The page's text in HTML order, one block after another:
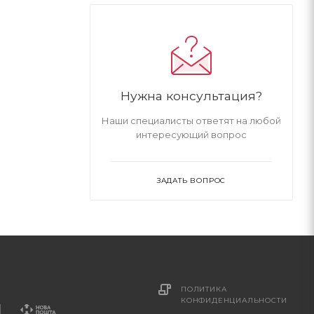
Нужна консультация?
Наши специалисты ответят на любой
интересующий вопрос
ЗАДАТЬ ВОПРОС
ПОЛИТИКА
КОНФИДЕНЦИАЛЬНОСТИ